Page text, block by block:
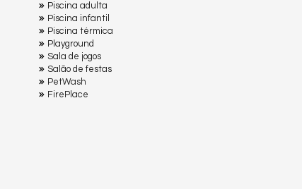
Piscina adulta
Piscina infantil
Piscina térmica
Playground
Sala de jogos
Salão de festas
PetWash
FirePlace